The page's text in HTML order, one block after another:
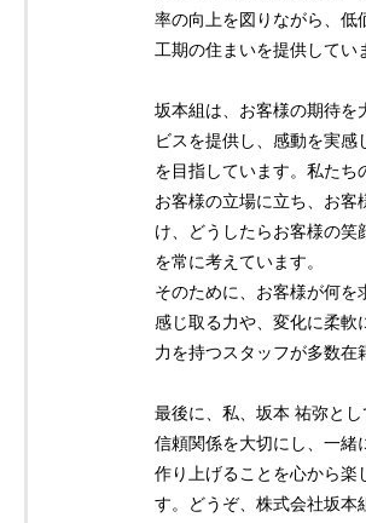
率の向上を図りながら、低
工期の住まいを提供してい
坂本組は、お客様の期待を
ビスを提供し、感動を実感
を目指しています。私たち
お客様の立場に立ち、お客
け、どうしたらお客様の笑
を常に考えています。
そのために、お客様が何を
感じ取る力や、変化に柔軟
力を持つスタッフが多数在
最後に、私、坂本 祐弥と
信頼関係を大切にし、一緒
作り上げることを心から楽
す。どうぞ、株式会社坂本